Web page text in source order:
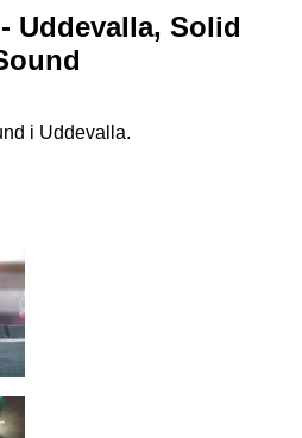
Uddevalla, Solid
i Uddevalla.